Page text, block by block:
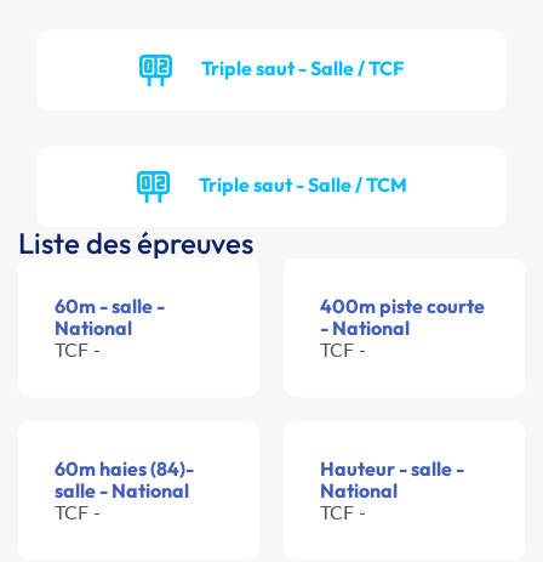
Triple saut - Salle / TCF
Triple saut - Salle / TCM
Liste des épreuves
60m - salle -
National
TCF -
400m piste courte
- National
TCF -
60m haies (84)-
salle - National
TCF -
Hauteur - salle -
National
TCF -